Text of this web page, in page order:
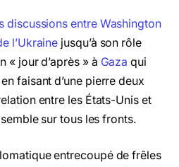
discussions entre Washington
l’Ukraine jusqu’à son rôle
« jour d’après » à Gaza qui
faisant d’une pierre deux
entre les États-Unis et
semble sur tous les fronts.
entrecoupé de frêles